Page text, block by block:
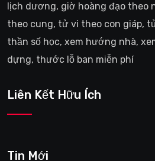
lịch dương, giờ hoàng đạo theo
theo cung, tử vi theo con giáp,
thần số học, xem hướng nhà,
dựng, thước lỗ ban miễn phí
Liên Kết Hữu Ích
Tin Mới